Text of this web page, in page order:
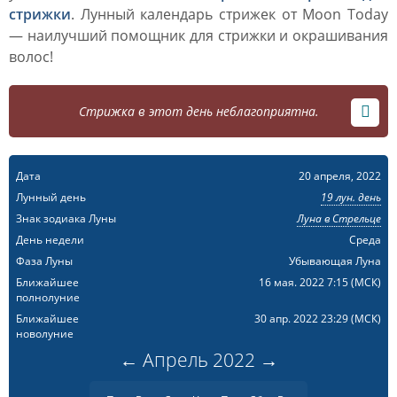
стрижки. Лунный календарь стрижек от Moon Today
— наилучший помощник для стрижки и окрашивания
волос!
Стрижка в этот день неблагоприятна.
Дата
20 апреля, 2022
Лунный день
19 лун. день
Знак зодиака Луны
Луна в Стрельце
День недели
Среда
Фаза Луны
Убывающая Луна
Ближайшее
полнолуние
16 мая. 2022 7:15(МСК)
Ближайшее
новолуние
30 апр. 2022 23:29(МСК)
← Апрель 2022 →